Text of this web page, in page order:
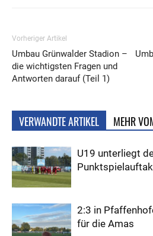
Vorheriger Artikel
Umbau Grünwalder Stadion –
die wichtigsten Fragen und
Antworten darauf (Teil 1)
VERWANDTE ARTIKEL MEHR
U19 unterliegt
2:3 in
für die Amas